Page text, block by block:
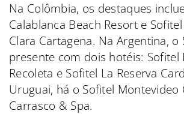
Na Colômbia, os destaques
Calablanca Beach Resort e
Clara Cartagena. Na Argentina, o
presente com dois hotéis: Sofitel
Recoleta e Sofitel La Reserva
Uruguai, há o Sofitel Montevideo
Carrasco & Spa.